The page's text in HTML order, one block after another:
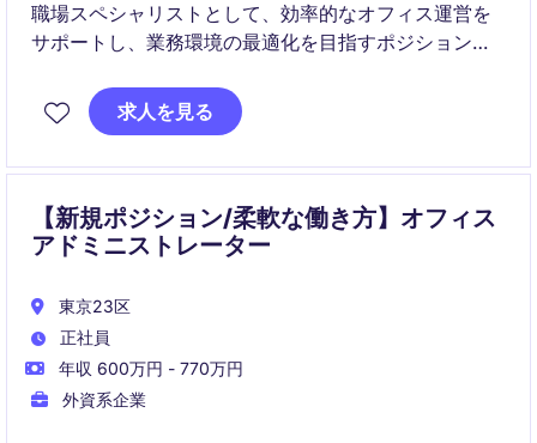
職場スペシャリストとして、効率的なオフィス運営を
サポートし、業務環境の最適化を目指すポジションで
性を発揮し、組織の成功を支えます。
求人を見る
【新規ポジション/柔軟な働き方】オフィス
アドミニストレーター
東京23区
正社員
年収 600万円 - 770万円
外資系企業